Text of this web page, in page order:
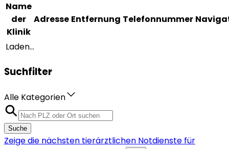
Name
der
Klinik
Adresse Entfernung Telefonnummer
Laden...
Suchfilter
Alle Kategorien
Suche
Zeige die nächsten tierärztlichen Notdienste für